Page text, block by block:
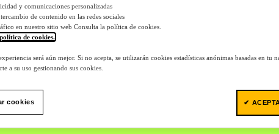
y comunicaciones personalizadas
de contenido en las redes sociales
en nuestro sitio web Consulta la política de cookies.
de cookies.
será aún mejor. Si no acepta, se utilizarán cookies estadísticas anónimas basadas en tu
a su uso gestionando sus cookies.
cookies ✔